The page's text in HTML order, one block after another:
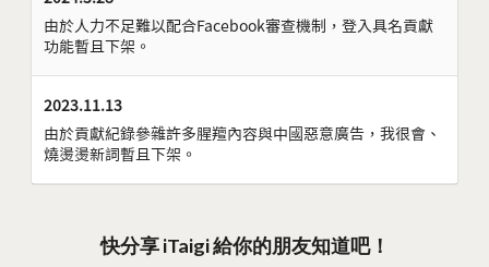
由於人力不足難以配合Facebook審查機制，登入具名貢獻
功能暫且下架。
2023.11.13
由於貢獻紀錄參雜許多腥羶內容與中國惡意廣告，我很會、
燒燙燙新詞暫且下架。
快分享 iTaigi 給你的朋友知道吧！